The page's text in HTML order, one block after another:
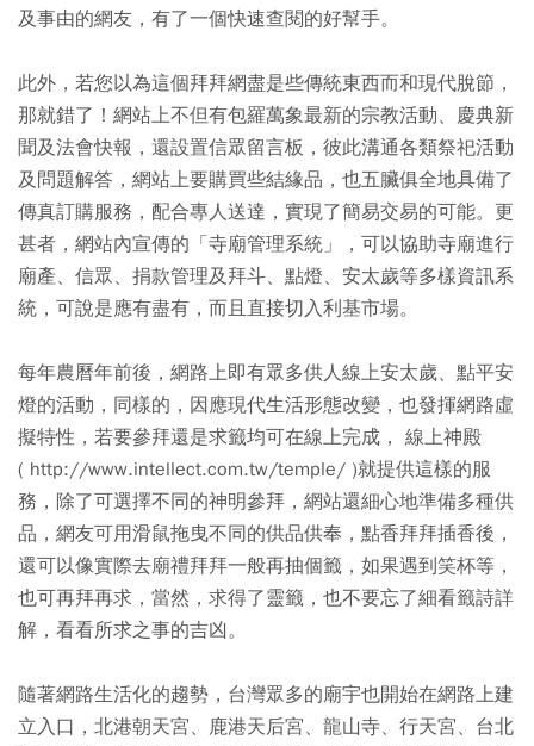
及事由的網友，有了一個快速查閱的好幫手。
此外，若您以為這個拜拜網盡是些傳統東西而和現代脫節，
那就錯了！網站上不但有包羅萬象最新的宗教活動、慶典新
聞及法會快報，還設置信眾留言板，彼此溝通各類祭祀活動
及問題解答，網站上要購買些結緣品，也五臟俱全地具備了
傳真訂購服務，配合專人送達，實現了簡易交易的可能。更
甚者，網站內宣傳的「寺廟管理系統」，可以協助寺廟進行
廟產、信眾、捐款管理及拜斗、點燈、安太歲等多樣資訊系
統，可說是應有盡有，而且直接切入利基市場。
每年農曆年前後，網路上即有眾多供人線上安太歲、點平安
燈的活動，同樣的，因應現代生活形態改變，也發揮網路虛
擬特性，若要參拜還是求籤均可在線上完成， 線上神殿
( http://www.intellect.com.tw/temple/ )就提供這樣的服
務，除了可選擇不同的神明參拜，網站還細心地準備多種供
品，網友可用滑鼠拖曳不同的供品供奉，點香拜拜插香後，
還可以像實際去廟禮拜拜一般再抽個籤，如果遇到笑杯等，
也可再拜再求，當然，求得了靈籤，也不要忘了細看籤詩詳
解，看看所求之事的吉凶。
隨著網路生活化的趨勢，台灣眾多的廟宇也開始在網路上建
立入口，北港朝天宮、鹿港天后宮、龍山寺、行天宮、台北